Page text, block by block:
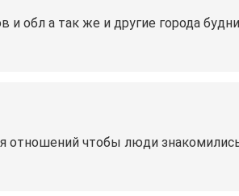
обл а так же и другие города
отношений чтобы люди